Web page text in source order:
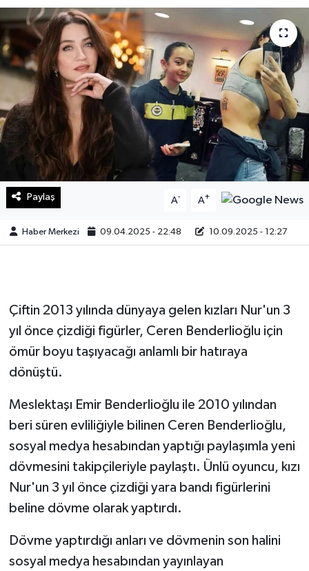
Paylaş A- A+
Haber Merkezi 09.04.2025 - 22:48 10.09.2025 - 12:27
Çiftin 2013 yılında dünyaya gelen kızları Nur'un 3
yıl önce çizdiği figürler, Ceren Benderlioğlu için
ömür boyu taşıyacağı anlamlı bir hatıraya
dönüştü.
Meslektaşı Emir Benderlioğlu ile 2010 yılından
beri süren evliliğiyle bilinen Ceren Benderlioğlu,
sosyal medya hesabından yaptığı paylaşımla yeni
dövmesini takipçileriyle paylaştı. Ünlü oyuncu, kızı
Nur'un 3 yıl önce çizdiği yara bandı figürlerini
beline dövme olarak yaptırdı.
Dövme yaptırdığı anları ve dövmenin son halini
sosyal medya hesabından yayınlayan
Teknoloji
Yaşam